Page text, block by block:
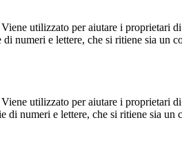
utilizzato per aiutare i proprietari
numeri e lettere, che si ritiene sia un
utilizzato per aiutare i proprietari
numeri e lettere, che si ritiene sia